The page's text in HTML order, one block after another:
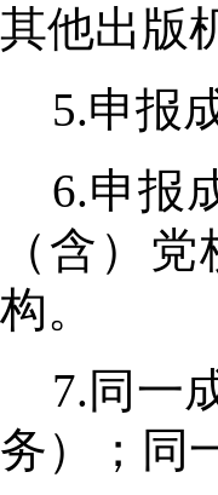
其他出版
5.申报
6.申报
（含）
构。
7.同一
务）；同